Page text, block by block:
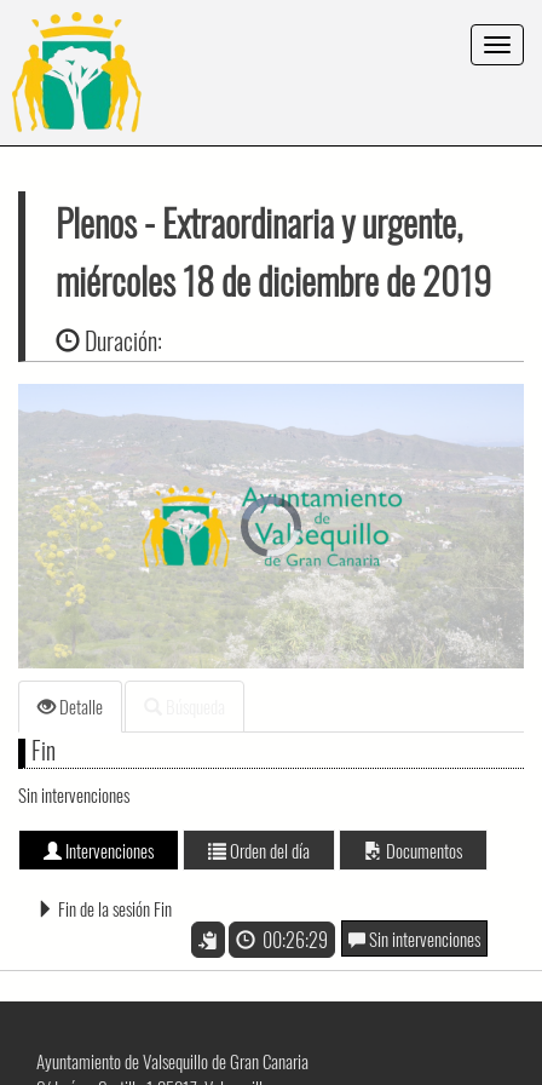
Toggle
Plenos- Extraordinaria y urgente,
miércoles 18 de diciembre de 2019
Duración:
Video
Player
is
loading.
Detalle
Fin
Sin intervenciones
Intervenciones Orden del día Documentos
Fin de la sesión Fin
00:26:29 Sin intervenciones
Ayuntamiento de Valsequillo de Gran Canaria